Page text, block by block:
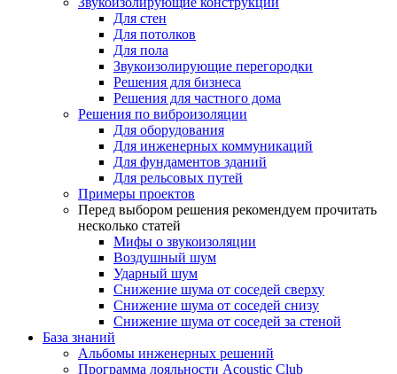
Для стен
Для потолков
Для пола
Звукоизолирующие перегородки
Решения для бизнеса
Решения для частного дома
Решения по виброизоляции
Для оборудования
Для инженерных коммуникаций
Для фундаментов зданий
Для рельсовых путей
Примеры проектов
Перед выбором решения рекомендуем прочитать
несколько статей
Мифы о звукоизоляции
Воздушный шум
Ударный шум
Снижение шума от соседей сверху
Снижение шума от соседей снизу
Снижение шума от соседей за стеной
База знаний
Альбомы инженерных решений
Программа лояльности Acoustic Club